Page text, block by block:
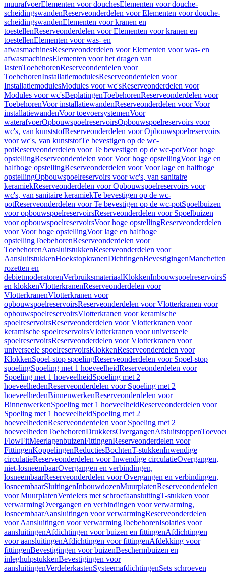
muurafvoerElementen voor douchesElementen voor douche-
scheidingswandenReserveonderdelen voor Elementen voor douche-
scheidingswandenElementen voor kranen en
toestellenReserveonderdelen voor Elementen voor kranen en
toestellenElementen voor was- en
afwasmachinesReserveonderdelen voor Elementen voor was- en
afwasmachinesElementen voor het dragen van
lastenToebehorenReserveonderdelen voor
ToebehorenInstallatiemodulesReserveonderdelen voor
InstallatiemodulesModules voor wc'sReserveonderdelen voor
Modules voor wc'sBeplatingenToebehorenReserveonderdelen voor
ToebehorenVoor installatiewandenReserveonderdelen voor Voor
installatiewandenVoor toevoersystemenVoor
waterafvoerOpbouwspoelreservoirsOpbouwspoelreservoirs voor
wc's, van kunststofReserveonderdelen voor Opbouwspoelreservoirs
voor wc's, van kunststofTe bevestigen op de wc-
potReserveonderdelen voor Te bevestigen op de wc-potVoor hoge
opstellingReserveonderdelen voor Voor hoge opstellingVoor lage en
halfhoge opstellingReserveonderdelen voor Voor lage en halfhoge
opstellingOpbouwspoelreservoirs voor wc's, van sanitaire
keramiekReserveonderdelen voor Opbouwspoelreservoirs voor
wc's, van sanitaire keramiekTe bevestigen op de wc-
potReserveonderdelen voor Te bevestigen op de wc-potSpoelbuizen
voor opbouwspoelreservoirsReserveonderdelen voor Spoelbuizen
voor opbouwspoelreservoirsVoor hoge opstellingReserveonderdelen
voor Voor hoge opstellingVoor lage en halfhoge
opstellingToebehorenReserveonderdelen voor
ToebehorenAansluitstukkenReserveonderdelen voor
AansluitstukkenHoekstopkranenDichtingenBevestigingenManchetten
rozetten en
debietmoderatorenVerbruiksmateriaalKlokkenInbouwspoelreservoirs
en klokkenVlotterkranenReserveonderdelen voor
VlotterkranenVlotterkranen voor
opbouwspoelreservoirsReserveonderdelen voor Vlotterkranen voor
opbouwspoelreservoirsVlotterkranen voor keramische
spoelreservoirsReserveonderdelen voor Vlotterkranen voor
keramische spoelreservoirsVlotterkranen voor universeele
spoelreservoirsReserveonderdelen voor Vlotterkranen voor
universeele spoelreservoirsKlokkenReserveonderdelen voor
KlokkenSpoel-stop spoelingReserveonderdelen voor Spoel-stop
spoelingSpoeling met 1 hoeveelheidReserveonderdelen voor
Spoeling met 1 hoeveelheidSpoeling met 2
hoeveelhedenReserveonderdelen voor Spoeling met 2
hoeveelhedenBinnenwerkenReserveonderdelen voor
BinnenwerkenSpoeling met 1 hoeveelheidReserveonderdelen voor
Spoeling met 1 hoeveelheidSpoeling met 2
hoeveelhedenReserveonderdelen voor Spoeling met 2
hoeveelhedenToebehorenDrukkersOvergangenAfsluitstoppen
FlowFitMeerlagenbuizenFittingenReserveonderdelen voor
FittingenKoppelingenReductiesBochtenT-stukkenInwendige
circulatieReserveonderdelen voor Inwendige circulatieOvergangen,
niet-losneembaarOvergangen en verbindingen,
losneembaarReserveonderdelen voor Overgangen en verbindingen,
losneembaarSluitingenInbouwdozenMuurplatenReserveonderdelen
voor MuurplatenVerdelers met schroefaansluitingT-stukken voor
verwarmingOvergangen en verbindingen voor verwarming,
losneembaarAansluitingen voor verwarmingReserveonderdelen
voor Aansluitingen voor verwarmingToebehorenIsolaties voor
aansluitingenAfdichtingen voor buizen en fittingenAfdichtingen
voor aansluitingenAfdichtingen voor fittingenAfdekking voor
fittingenBevestigingen voor buizenBeschermbuizen en
inleghulpstukkenBevestigingen voor
aansluitingenVerdelerkastenSysteemafdichtingenSets schroeven